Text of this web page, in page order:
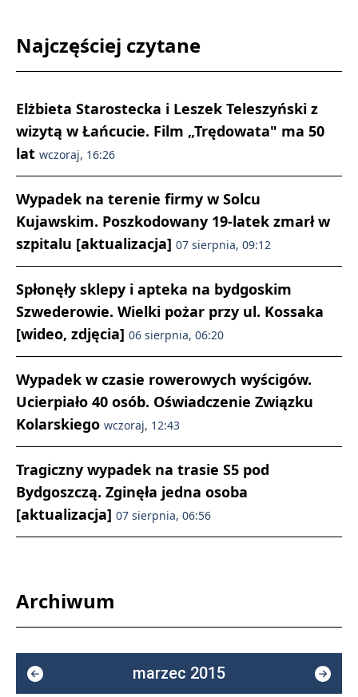
Najczęściej czytane
Elżbieta Starostecka i Leszek Teleszyński z
wizytą w Łańcucie. Film „Trędowata" ma 50
lat wczoraj, 16:26
Wypadek na terenie firmy w Solcu
Kujawskim. Poszkodowany 19-latek zmarł w
szpitalu [aktualizacja] 07 sierpnia, 09:12
Spłonęły sklepy i apteka na bydgoskim
Szwederowie. Wielki pożar przy ul. Kossaka
[wideo, zdjęcia] 06 sierpnia, 06:20
Wypadek w czasie rowerowych wyścigów.
Ucierpiało 40 osób. Oświadczenie Związku
Kolarskiego wczoraj, 12:43
Tragiczny wypadek na trasie S5 pod
Bydgoszczą. Zginęła jedna osoba
[aktualizacja] 07 sierpnia, 06:56
Archiwum
marzec 2015